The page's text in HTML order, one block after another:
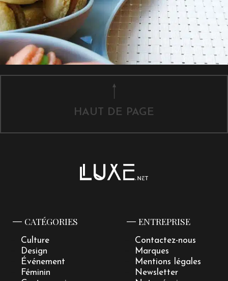
HAUT DE PAGE
CATÉGORIES
Culture
Design
Événement
Féminin
ENTREPRISE
Contactez-nous
Marques
Mentions légales
Newsletter